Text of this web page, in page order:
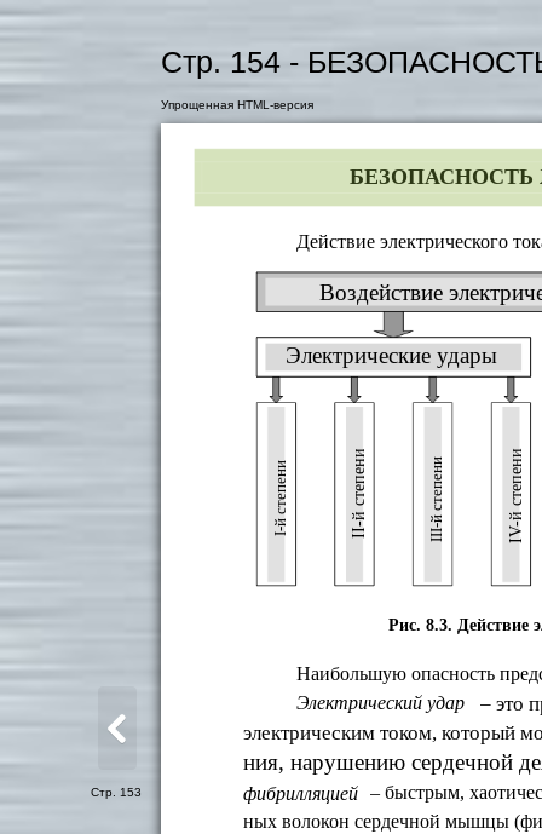
Стр. 154 -
Упрощенная HTML-версия
Действие электрического
Рис. 8.3. Действие
Наибольшую опасность
Электрический удар
– это
электрическим током, который
ния, нарушению сердечной
фибрилляцией – быстрым,
ных волокон сердечной мышцы
Воздействие
Электрические удары
I-й степени II-й степени III-й степени IV-й степени
Стр. 153